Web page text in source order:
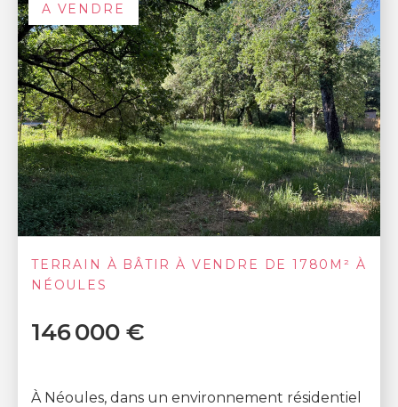
A VENDRE
TERRAIN À BÂTIR À VENDRE DE 1780M² À
NÉOULES
146 000 €
À Néoules, dans un environnement résidentiel